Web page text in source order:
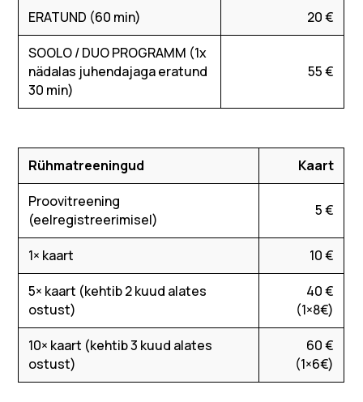
ERATUND (60 min)
20 €
SOOLO / DUO PROGRAMM (1x
nädalas juhendajaga eratund
30 min)
55 €
Rühmatreeningud
Kaart
Proovitreening
(eelregistreerimisel)
5 €
1× kaart
10 €
5× kaart (kehtib 2 kuud alates
ostust)
40 €
(1×8€)
10× kaart (kehtib 3 kuud alates
ostust)
60 €
(1×6€)